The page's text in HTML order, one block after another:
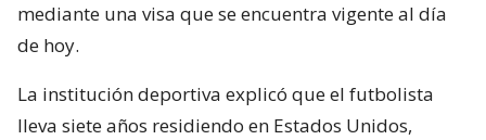
mediante una visa que se encuentra vigente al día
de hoy.
La institución deportiva explicó que el futbolista
lleva siete años residiendo en Estados Unidos,